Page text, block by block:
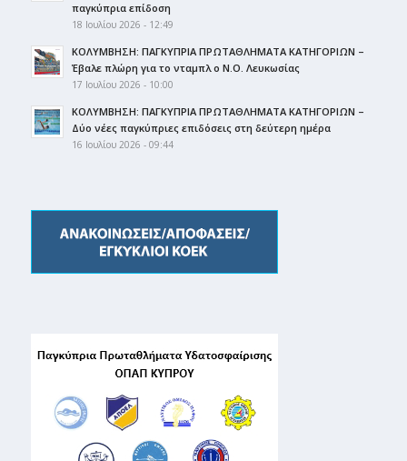
παγκύπρια επίδοση
18 Ιουλίου 2026 - 12:49
ΚΟΛΥΜΒΗΣΗ: ΠΑΓΚΥΠΡΙΑ ΠΡΩΤΑΘΛΗΜΑΤΑ ΚΑΤΗΓΟΡΙΩΝ –
Έβαλε πλώρη για το νταμπλ ο Ν.Ο. Λευκωσίας
17 Ιουλίου 2026 - 10:00
ΚΟΛΥΜΒΗΣΗ: ΠΑΓΚΥΠΡΙΑ ΠΡΩΤΑΘΛΗΜΑΤΑ ΚΑΤΗΓΟΡΙΩΝ –
Δύο νέες παγκύπριες επιδόσεις στη δεύτερη ημέρα
16 Ιουλίου 2026 - 09:44